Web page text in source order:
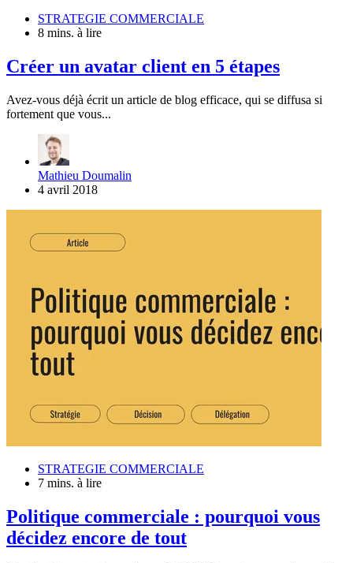
STRATEGIE COMMERCIALE
8 mins. à lire
Créer un avatar client en 5 étapes
Avez-vous déjà écrit un article de blog efficace, qui se diffusa si
fortement que vous...
Mathieu Doumalin
4 avril 2018
STRATEGIE COMMERCIALE
7 mins. à lire
Politique commerciale : pourquoi vous
décidez encore de tout